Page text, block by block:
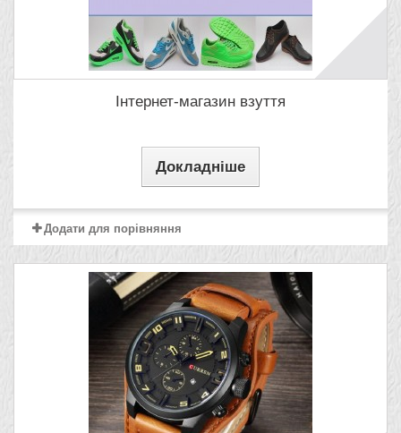
Інтернет-магазин взуття
Докладніше
Додати для порівняння